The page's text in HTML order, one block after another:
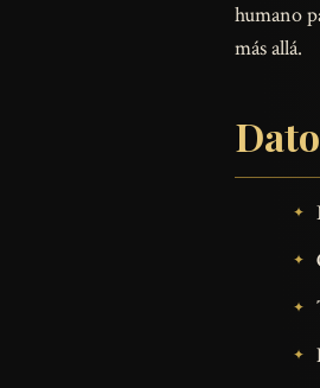
humano
más allá.